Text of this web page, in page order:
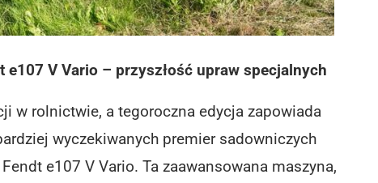
V Vario – przyszłość upraw specjalnych
w rolnictwie, a tegoroczna edycja zapowiada
wyczekiwanych premier sadowniczych
e107 V Vario. Ta zaawansowana maszyna,